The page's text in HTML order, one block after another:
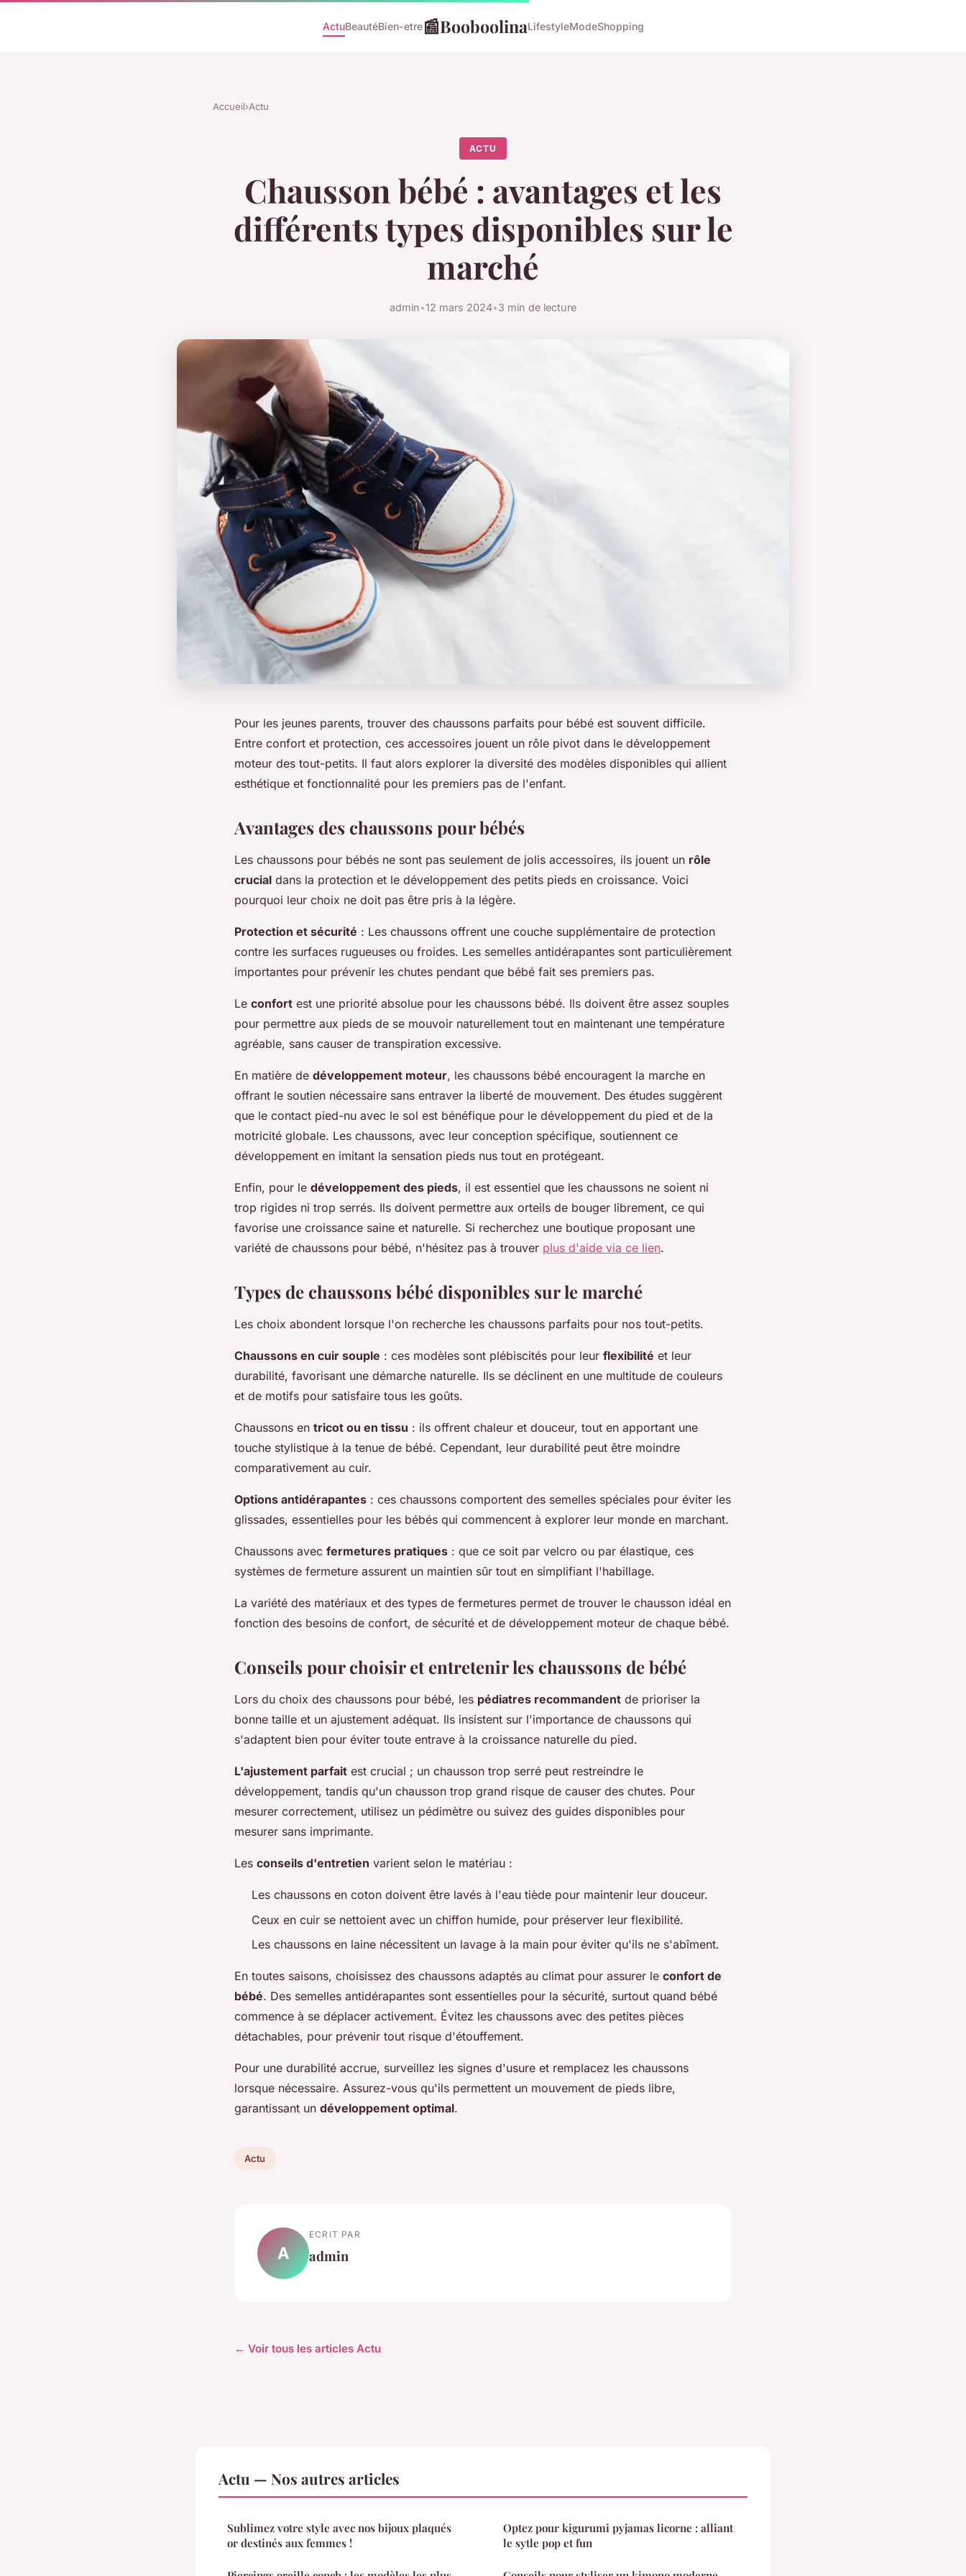
ActuBeautéBien-etre📰BooboolinaLifestyleModeShopping
Accueil›Actu
ACTU
Chausson bébé : avantages et les
différents types disponibles sur le
marché
admin•12 mars 2024•3 min de lecture
Pour les jeunes parents, trouver des chaussons parfaits pour bébé est souvent difficile.
Entre confort et protection, ces accessoires jouent un rôle pivot dans le développement
moteur des tout-petits. Il faut alors explorer la diversité des modèles disponibles qui allient
esthétique et fonctionnalité pour les premiers pas de l'enfant.
Avantages des chaussons pour bébés
Les chaussons pour bébés ne sont pas seulement de jolis accessoires, ils jouent un rôle
crucial dans la protection et le développement des petits pieds en croissance. Voici
pourquoi leur choix ne doit pas être pris à la légère.
Protection et sécurité : Les chaussons offrent une couche supplémentaire de protection
contre les surfaces rugueuses ou froides. Les semelles antidérapantes sont particulièrement
importantes pour prévenir les chutes pendant que bébé fait ses premiers pas.
Le confort est une priorité absolue pour les chaussons bébé. Ils doivent être assez souples
pour permettre aux pieds de se mouvoir naturellement tout en maintenant une température
agréable, sans causer de transpiration excessive.
En matière de développement moteur, les chaussons bébé encouragent la marche en
offrant le soutien nécessaire sans entraver la liberté de mouvement. Des études suggèrent
que le contact pied-nu avec le sol est bénéfique pour le développement du pied et de la
motricité globale. Les chaussons, avec leur conception spécifique, soutiennent ce
développement en imitant la sensation pieds nus tout en protégeant.
Enfin, pour le développement des pieds, il est essentiel que les chaussons ne soient ni
trop rigides ni trop serrés. Ils doivent permettre aux orteils de bouger librement, ce qui
favorise une croissance saine et naturelle. Si recherchez une boutique proposant une
variété de chaussons pour bébé, n'hésitez pas à trouver plus d'aide via ce lien.
Types de chaussons bébé disponibles sur le marché
Les choix abondent lorsque l'on recherche les chaussons parfaits pour nos tout-petits.
Chaussons en cuir souple : ces modèles sont plébiscités pour leur flexibilité et leur
durabilité, favorisant une démarche naturelle. Ils se déclinent en une multitude de couleurs
et de motifs pour satisfaire tous les goûts.
Chaussons en tricot ou en tissu : ils offrent chaleur et douceur, tout en apportant une
touche stylistique à la tenue de bébé. Cependant, leur durabilité peut être moindre
comparativement au cuir.
Options antidérapantes : ces chaussons comportent des semelles spéciales pour éviter les
glissades, essentielles pour les bébés qui commencent à explorer leur monde en marchant.
Chaussons avec fermetures pratiques : que ce soit par velcro ou par élastique, ces
systèmes de fermeture assurent un maintien sûr tout en simplifiant l'habillage.
La variété des matériaux et des types de fermetures permet de trouver le chausson idéal en
fonction des besoins de confort, de sécurité et de développement moteur de chaque bébé.
Conseils pour choisir et entretenir les chaussons de bébé
Lors du choix des chaussons pour bébé, les pédiatres recommandent de prioriser la
bonne taille et un ajustement adéquat. Ils insistent sur l'importance de chaussons qui
s'adaptent bien pour éviter toute entrave à la croissance naturelle du pied.
L'ajustement parfait est crucial ; un chausson trop serré peut restreindre le
développement, tandis qu'un chausson trop grand risque de causer des chutes. Pour
mesurer correctement, utilisez un pédimètre ou suivez des guides disponibles pour
mesurer sans imprimante.
Les conseils d'entretien varient selon le matériau :
Les chaussons en coton doivent être lavés à l'eau tiède pour maintenir leur douceur.
Ceux en cuir se nettoient avec un chiffon humide, pour préserver leur flexibilité.
Les chaussons en laine nécessitent un lavage à la main pour éviter qu'ils ne s'abîment.
En toutes saisons, choisissez des chaussons adaptés au climat pour assurer le confort de
bébé. Des semelles antidérapantes sont essentielles pour la sécurité, surtout quand bébé
commence à se déplacer activement. Évitez les chaussons avec des petites pièces
détachables, pour prévenir tout risque d'étouffement.
Pour une durabilité accrue, surveillez les signes d'usure et remplacez les chaussons
lorsque nécessaire. Assurez-vous qu'ils permettent un mouvement de pieds libre,
garantissant un développement optimal.
Actu
A
ECRIT PAR
admin
← Voir tous les articles Actu
Actu — Nos autres articles
Sublimez votre style avec nos bijoux plaqués
or destinés aux femmes !
Optez pour kigurumi pyjamas licorne : alliant
le sytle pop et fun